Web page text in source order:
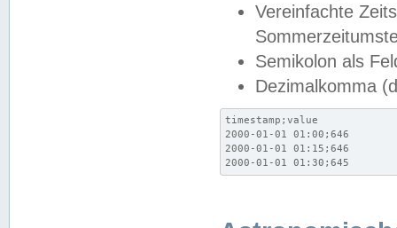
Vereinfachte
Semikolon als
Dezimalkomma
timestamp;value
2000-01-01 01:00;646
2000-01-01 01:15;646
2000-01-01 01:30;645